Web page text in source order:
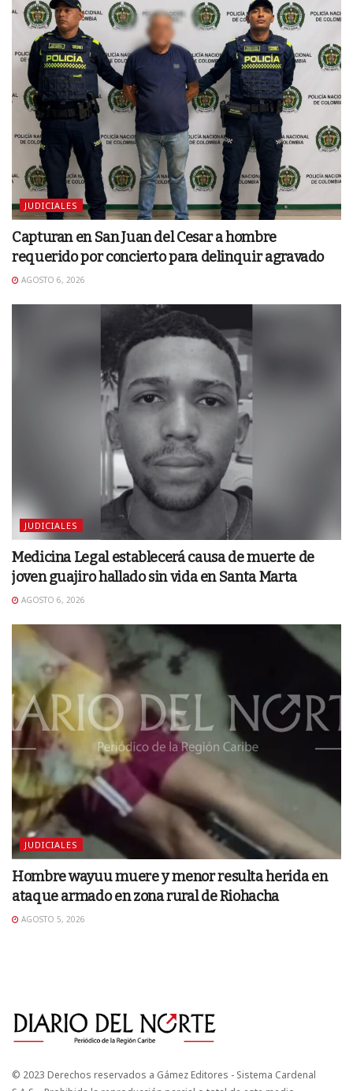
JUDICIALES
Capturan en San Juan del Cesar a hombre
requerido por concierto para delinquir agravado
AGOSTO 6, 2026
JUDICIALES
Medicina Legal establecerá causa de muerte de
joven guajiro hallado sin vida en Santa Marta
AGOSTO 6, 2026
JUDICIALES
Hombre wayuu muere y menor resulta herida en
ataque armado en zona rural de Riohacha
AGOSTO 5, 2026
© 2023 Derechos reservados a Gámez Editores - Sistema Cardenal